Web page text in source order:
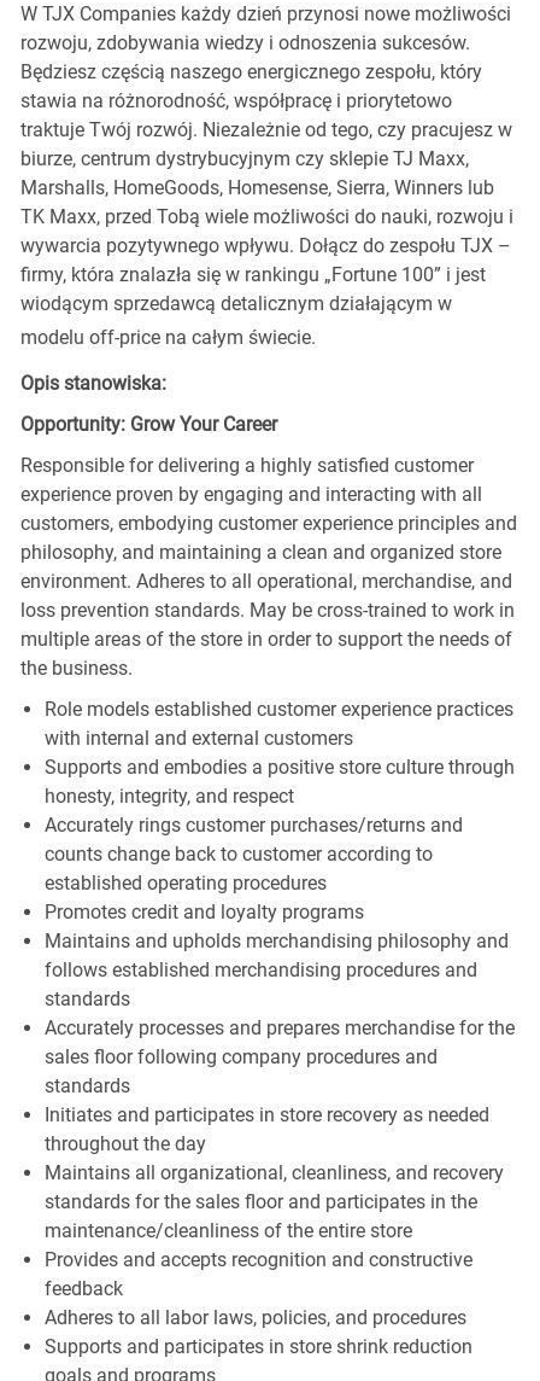
W TJX Companies każdy dzień przynosi nowe możliwości
rozwoju, zdobywania wiedzy i odnoszenia sukcesów.
Będziesz częścią naszego energicznego zespołu, który
stawia na różnorodność, współpracę i priorytetowo
traktuje Twój rozwój. Niezależnie od tego, czy pracujesz w
biurze, centrum dystrybucyjnym czy sklepie TJ Maxx,
Marshalls, HomeGoods, Homesense, Sierra, Winners lub
TK Maxx, przed Tobą wiele możliwości do nauki, rozwoju i
wywarcia pozytywnego wpływu. Dołącz do zespołu TJX –
firmy, która znalazła się w rankingu „Fortune 100” i jest
wiodącym sprzedawcą detalicznym działającym w
modelu off-price na całym świecie.
Opis stanowiska:
Opportunity: Grow Your Career
Responsible for delivering a highly satisfied customer
experience proven by engaging and interacting with all
customers, embodying customer experience principles and
philosophy, and maintaining a clean and organized store
environment. Adheres to all operational, merchandise, and
loss prevention standards. May be cross-trained to work in
multiple areas of the store in order to support the needs of
the business.
Role models established customer experience practices
with internal and external customers
Supports and embodies a positive store culture through
honesty, integrity, and respect
Accurately rings customer purchases/returns and
counts change back to customer according to
established operating procedures
Promotes credit and loyalty programs
Maintains and upholds merchandising philosophy and
follows established merchandising procedures and
standards
Accurately processes and prepares merchandise for the
sales floor following company procedures and
standards
Initiates and participates in store recovery as needed
throughout the day
Maintains all organizational, cleanliness, and recovery
standards for the sales floor and participates in the
maintenance/cleanliness of the entire store
Provides and accepts recognition and constructive
feedback
Adheres to all labor laws, policies, and procedures
Supports and participates in store shrink reduction
goals and programs